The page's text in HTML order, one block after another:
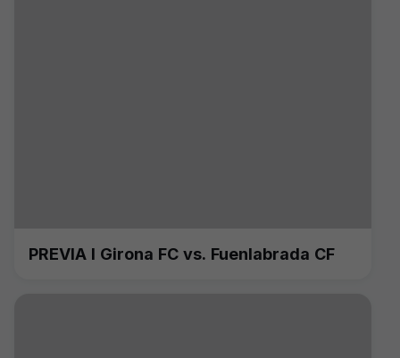
PREVIA I Girona FC vs. Fuenlabrada CF